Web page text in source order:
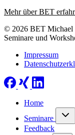
Mehr über BET
© 2026 BET Michael
Seminare und
Impressum
Home
Seminare
Feedback